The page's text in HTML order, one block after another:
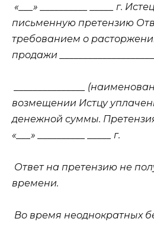
«___» __________ _____ г.
письменную претензию
требованием о
продажи
_______________
возмещении Истцу
денежной суммы.
«___» __________ _____ г.
Ответ на претензию не
времени.
Во время неоднократных